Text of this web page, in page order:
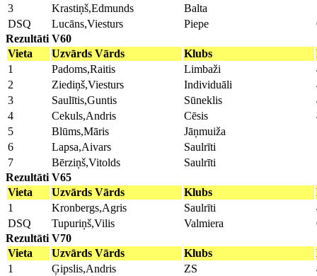
3
Krastiņš,Edmunds Balta
DSQ
Lucāns,Viesturs Piepe
Rezultāti V60
Vieta
Uzvārds Vārds Klubs
1
Padoms,Raitis Limbaži
2
Ziediņš,Viesturs Individuāli
3
Saulītis,Guntis Sūneklis
4
Cekuls,Andris Cēsis
5
Blūms,Māris Jāņmuiža
6
Lapsa,Aivars Saulrīti
7
Bērziņš,Vitolds Saulrīti
Rezultāti V65
Vieta
Uzvārds Vārds Klubs
1
Kronbergs,Agris Saulrīti
DSQ
Tupuriņš,Vilis Valmiera
Rezultāti V70
Vieta
Uzvārds Vārds Klubs
1
Ģipslis,Andris ZS